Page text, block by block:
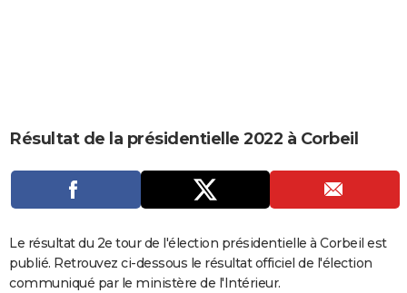
CARTE DE VOEUX
DICTIONNAIRE
Dictionnaire
Biographies
Expressions
Proverbes
PROGRAMME TV
COPAINS D'AVANT
Se connecter
Collèges
Universités
Entreprises
Service militaire
Avis de recherche
AVIS DE DÉCÈS
Résultat de la présidentielle 2022 à Corbeil
Le résultat du 2e tour de l'élection présidentielle à Corbeil est
publié. Retrouvez ci-dessous le résultat officiel de l'élection
communiqué par le ministère de l'Intérieur.